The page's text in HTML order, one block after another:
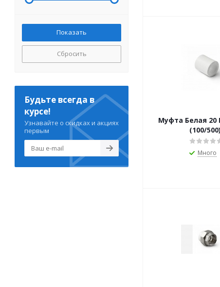
Муфта Белая 20 Про Аква
(100/500)
Много
Сбросить
Будьте всегда в
курсе!
Узнавайте о скидках и акциях
первым